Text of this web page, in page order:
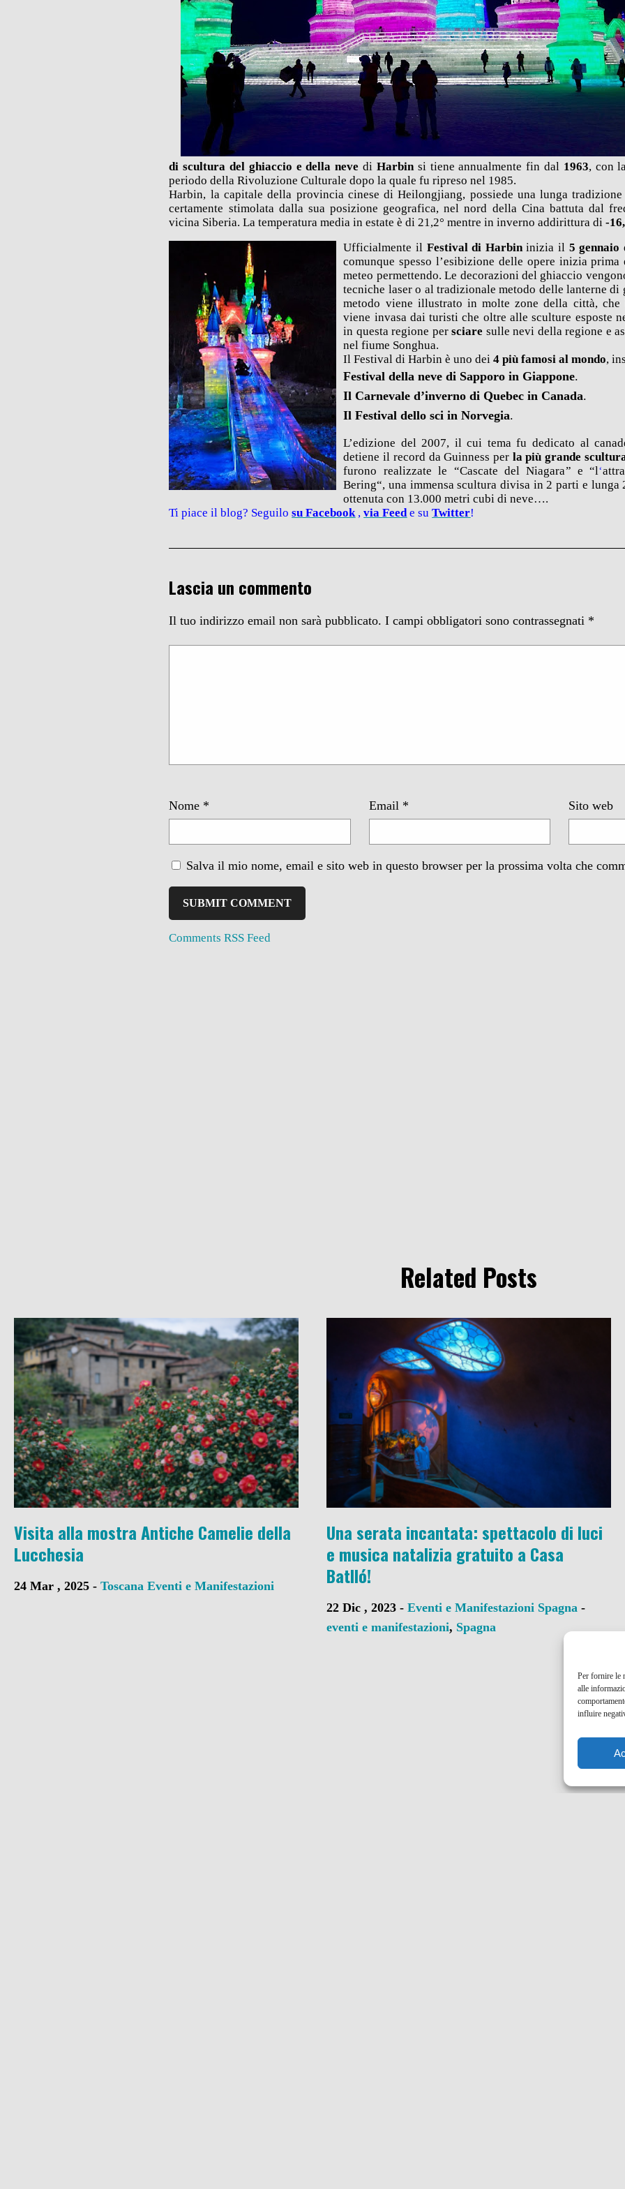
Per fornire le
alle
influire
di scultura del ghiaccio e della neve di Harbinsi tiene annualmente fin dal 1963, con
periodo della Rivoluzione Culturale dopo la quale fu ripreso nel 1985.
Harbin, la capitale della provincia cinese di Heilongjiang, possiede una lunga
certamente stimolata dalla sua posizione geografica, nel nord della Cina battuta dal
vicina Siberia.La temperatura media in estate è di 21,2° mentre in inverno addirittura di -
Ufficialmente il Festival di Harbininizia il 5 gennaio
comunque spesso l’esibizione delle opere inizia
meteo permettendo. Le decorazioni del ghiaccio
tecniche lasero al tradizionale metodo delle lanterne di
metodo viene illustrato in molte zone della città, che
viene invasa dai turisti che oltre alle sculture esposte
in questa regione persciare sulle nevi della regione e
nel fiume Songhua.
Il Festival di Harbin è uno dei 4 più famosi al mondo,
Festival della neve di Sapporoin Giappone.
Il Carnevale d’inverno di Quebecin Canada.
IlFestival dello sci inNorvegia.
L’edizione del 2007, il cui tema fu dedicato al
detiene il record da Guinness per la più grande
furono realizzate le “Cascate del Niagara” e “l‘
Bering“, una immensa scultura divisa in 2 parti e lunga
ottenuta con 13.000 metri cubi di neve….
Ti piace il blog? Seguilo su Facebook ,viaFeede suTwitter!
Lascia un commento
Il tuo indirizzo email non sarà pubblicato. I campi obbligatori sono contrassegnati *
Nome * Email * Sito web
Salva il mio nome, email e sito web in questo browser per la prossima volta che
Comments RSS Feed
Related Posts
Visita alla mostra Antiche Camelie della
Lucchesia
24 Mar , 2025 -Toscana Eventi e Manifestazioni
Una serata incantata: spettacolo di luci
e musica natalizia gratuito a Casa
Batlló!
22 Dic , 2023 -Eventi e Manifestazioni Spagna -
eventi e manifestazioni, Spagna